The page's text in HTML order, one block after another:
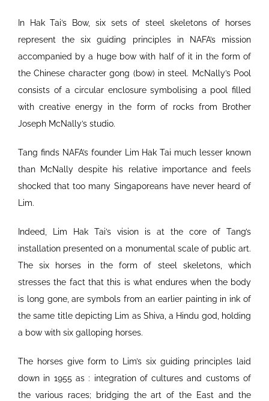
In Hak Tai’s Bow, six sets of steel skeletons of horses
represent the six guiding principles in NAFA’s mission
accompanied by a huge bow with half of it in the form of
the Chinese character gong (bow) in steel. McNally’s Pool
consists of a circular enclosure symbolising a pool filled
with creative energy in the form of rocks from Brother
Joseph McNally’s studio.
Tang finds NAFA’s founder Lim Hak Tai much lesser known
than McNally despite his relative importance and feels
shocked that too many Singaporeans have never heard of
Lim.
Indeed, Lim Hak Tai’s vision is at the core of Tang’s
installation presented on a monumental scale of public art.
The six horses in the form of steel skeletons, which
stresses the fact that this is what endures when the body
is long gone, are symbols from an earlier painting in ink of
the same title depicting Lim as Shiva, a Hindu god, holding
a bow with six galloping horses.
The horses give form to Lim’s six guiding principles laid
down in 1955 as : integration of cultures and customs of
the various races; bridging the art of the East and the